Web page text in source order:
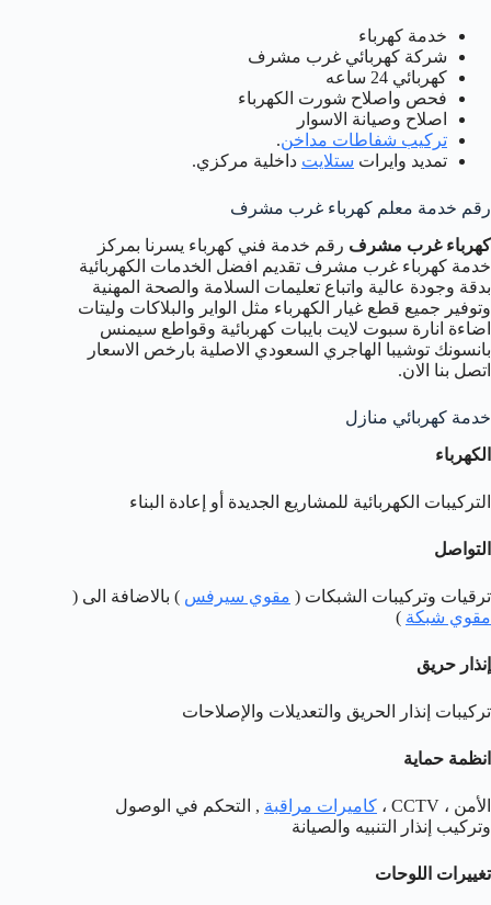
خدمة كهرباء
شركة كهربائي غرب مشرف
كهربائي 24 ساعه
فحص واصلاح شورت الكهرباء
اصلاح وصيانة الاسوار
تركيب شفاطات مداخن.
تمديد وايرات ستلايت داخلية مركزي.
رقم خدمة معلم كهرباء غرب مشرف
كهرباء غرب مشرف رقم خدمة فني كهرباء يسرنا بمركز
خدمة كهرباء غرب مشرف تقديم افضل الخدمات الكهربائية
بدقة وجودة عالية واتباع تعليمات السلامة والصحة المهنية
وتوفير جميع قطع غيار الكهرباء مثل الواير والبلاكات وليتات
اضاءة انارة سبوت لايت بايبات كهربائية وقواطع سيمنس
بانسونك توشيبا الهاجري السعودي الاصلية بارخص الاسعار
اتصل بنا الان.
خدمة كهربائي منازل
الكهرباء
التركيبات الكهربائية للمشاريع الجديدة أو إعادة البناء
التواصل
ترقيات وتركيبات الشبكات ( مقوي سيرفس ) بالاضافة الى (
مقوي شبكة )
إنذار حريق
تركيبات إنذار الحريق والتعديلات والإصلاحات
انظمة حماية
الأمن ، CCTV ، كاميرات مراقبة , التحكم في الوصول
وتركيب إنذار التنبيه والصيانة
تغييرات اللوحات